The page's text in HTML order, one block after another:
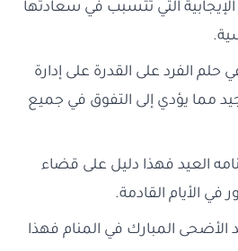
التي تتسبب في سعادتها
الفرد على القدرة على إدارة
مما يؤدي إلى التفوق في جميع
العيد فهذا دليل على قضاء
في الأيام القادمة.
المبارك في المنام فهذا